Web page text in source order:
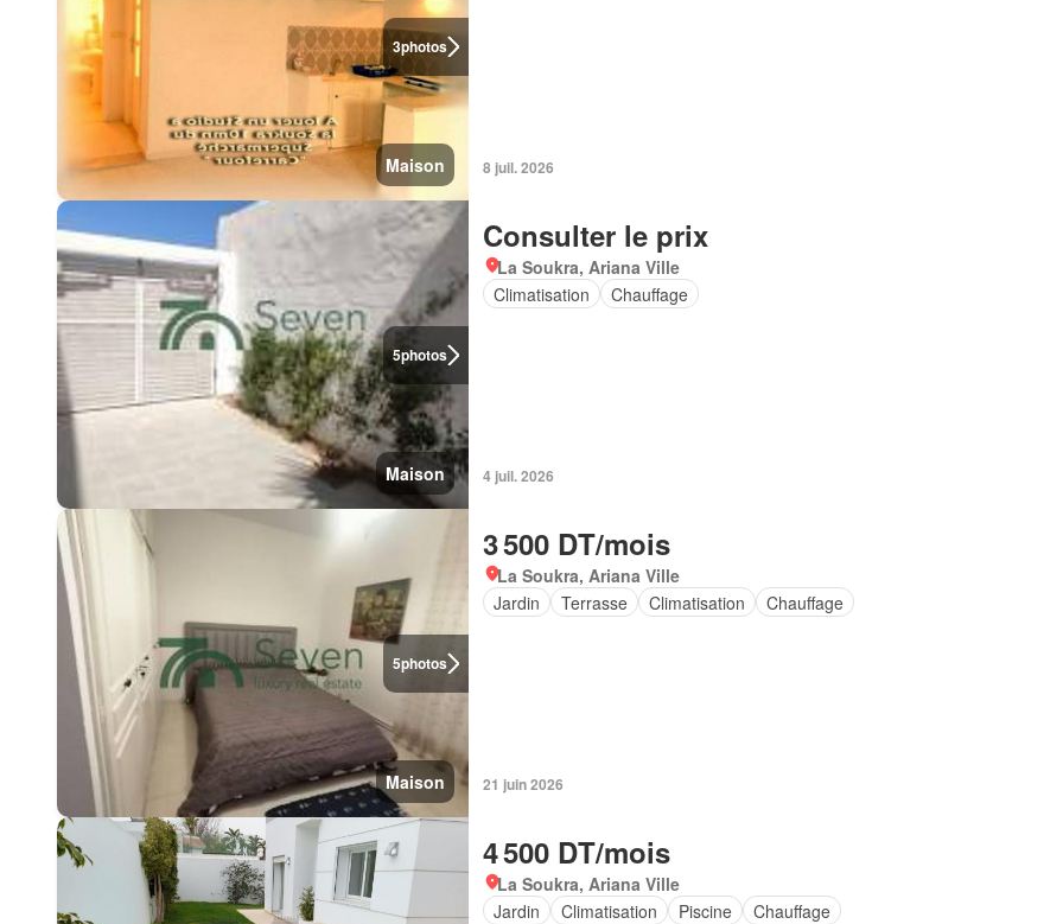
3photos
Maison 8 juil. 2026
5photos
Maison
Consulter le prix
La Soukra, Ariana Ville
Climatisation
Chauffage
4 juil. 2026
5photos
Maison
3 500 DT/mois
La Soukra, Ariana Ville
Jardin
Terrasse Climatisation Chauffage
21 juin 2026
4 500 DT/mois
La Soukra, Ariana Ville
Jardin
Climatisation Piscine Chauffage